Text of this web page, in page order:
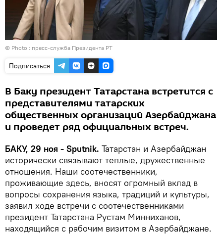
© Photo : пресс-служба Президента РТ
Подписаться
В Баку президент Татарстана встретится с
представителями татарских
общественных организаций Азербайджана
и проведет ряд официальных встреч.
БАКУ, 29 ноя - Sputnik. Татарстан и Азербайджан
исторически связывают теплые, дружественные
отношения. Наши соотечественники,
проживающие здесь, вносят огромный вклад в
вопросы сохранения языка, традиций и культуры,
заявил ходе встречи с соотечественниками
президент Татарстана Рустам Минниханов,
находящийся с рабочим визитом в Азербайджане.